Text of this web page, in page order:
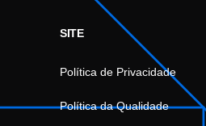
SITE
Política de Privacidade
Política da Qualidade